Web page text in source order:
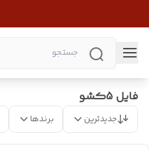
فایل 5کشو
جدیدترین برندها